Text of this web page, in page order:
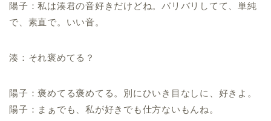
陽子：私は湊君の音好きだけどね。バリバリしてて、単純
で、素直で。いい音。
湊：それ褒めてる？
陽子：褒めてる褒めてる。別にひいき目なしに、好きよ。
陽子：まぁでも、私が好きでも仕方ないもんね。